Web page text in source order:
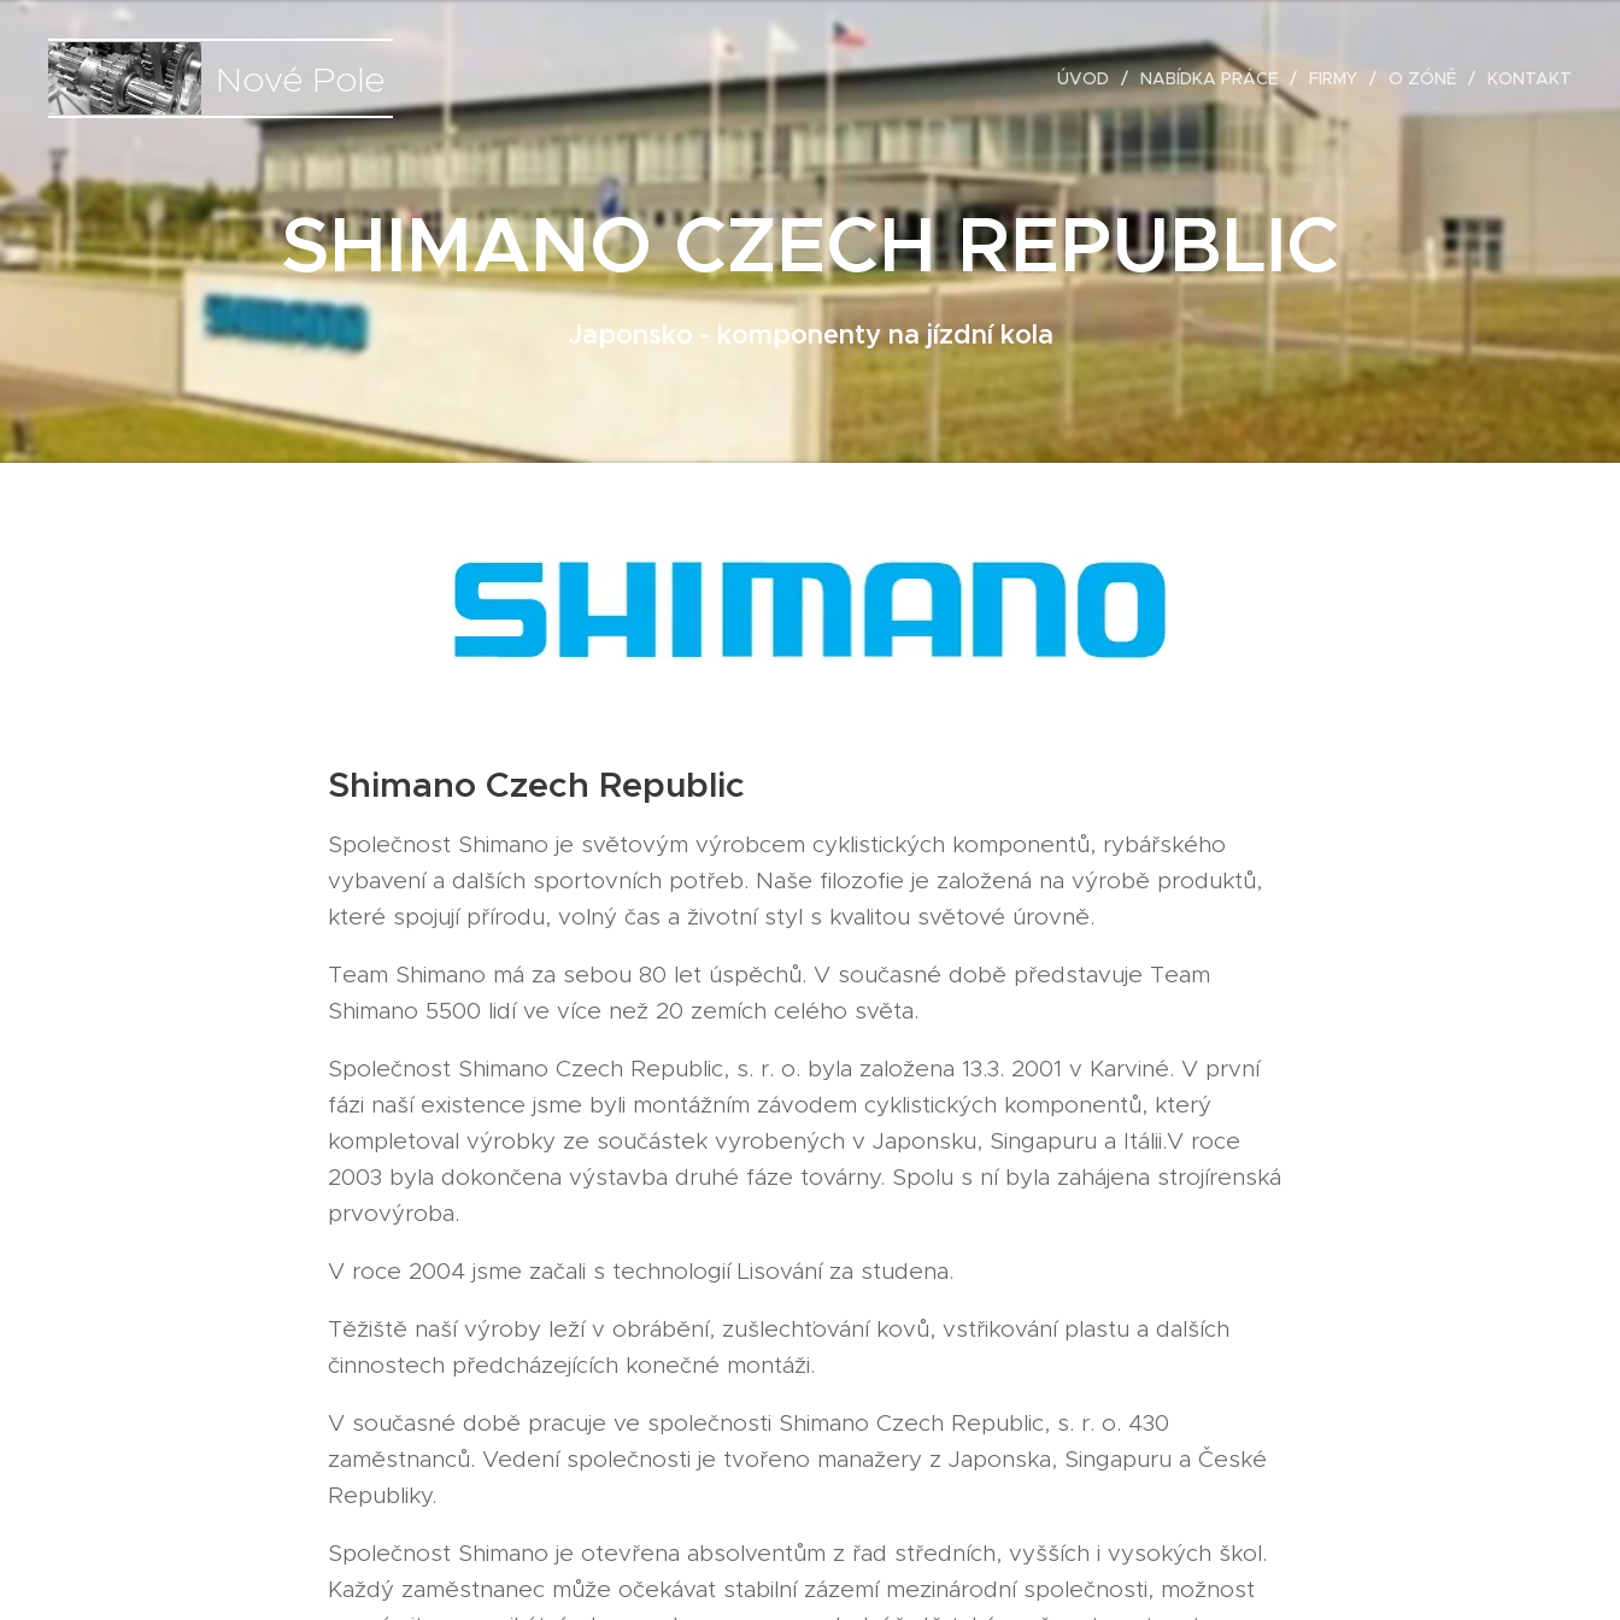
Nové Pole ÚVOD NABÍDKA PRÁCE FIRMY O ZÓNĚ KONTAKT
SHIMANO CZECH REPUBLIC
Japonsko - komponenty na jízdní kola
Shimano Czech Republic
Společnost Shimano je světovým výrobcem cyklistických komponentů, rybářského
vybavení a dalších sportovních potřeb. Naše filozofie je založená na výrobě produktů,
které spojují přírodu, volný čas a životní styl s kvalitou světové úrovně.
Team Shimano má za sebou 80 let úspěchů. V současné době představuje Team
Shimano 5500 lidí ve více než 20 zemích celého světa.
Společnost Shimano Czech Republic, s. r. o. byla založena 13.3. 2001 v Karviné. V první
fázi naší existence jsme byli montážním závodem cyklistických komponentů, který
kompletoval výrobky ze součástek vyrobených v Japonsku, Singapuru a Itálii.V roce
2003 byla dokončena výstavba druhé fáze továrny. Spolu s ní byla zahájena strojírenská
prvovýroba.
V roce 2004 jsme začali s technologií Lisování za studena.
Těžiště naší výroby leží v obrábění, zušlechťování kovů, vstřikování plastu a dalších
činnostech předcházejících konečné montáži.
V současné době pracuje ve společnosti Shimano Czech Republic, s. r. o. 430
zaměstnanců. Vedení společnosti je tvořeno manažery z Japonska, Singapuru a České
Republiky.
Společnost Shimano je otevřena absolventům z řad středních, vyšších i vysokých škol.
Každý zaměstnanec může očekávat stabilní zázemí mezinárodní společnosti, možnost